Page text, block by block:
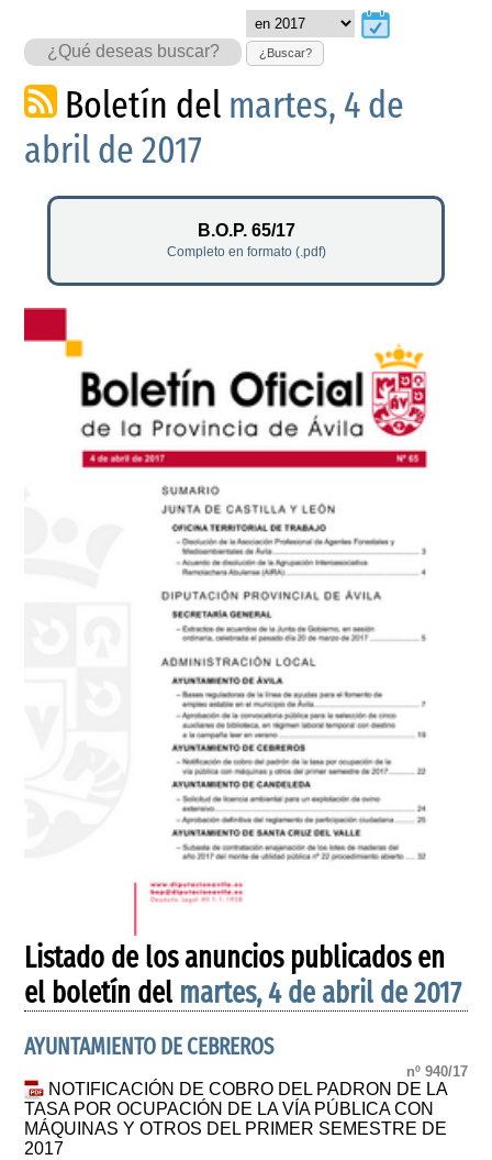
¿Buscar?
Boletín del martes, 4 de
abril de 2017
B.O.P. 65/17
Completo en formato (.pdf)
Listado de los anuncios publicados en
el boletín del martes, 4 de abril de 2017
AYUNTAMIENTO DE CEBREROS
nº 940/17
NOTIFICACIÓN DE COBRO DEL PADRON DE LA
TASA POR OCUPACIÓN DE LA VÍA PÚBLICA CON
MÁQUINAS Y OTROS DEL PRIMER SEMESTRE DE
2017